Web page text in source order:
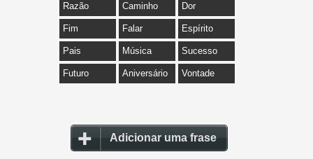
Razão Caminho Dor
Fim Falar Espírito
Pais Música Sucesso
Futuro Aniversário Vontade
Adicionar uma frase